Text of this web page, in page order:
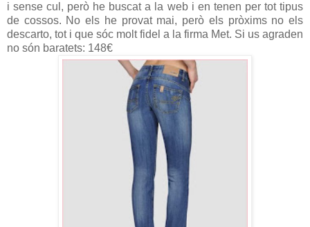
i sense cul, però he buscat a la web i en tenen per tot tipus
de cossos. No els he provat mai, però els pròxims no els
descarto, tot i que sóc molt fidel a la firma Met. Si us agraden
no són baratets: 148€